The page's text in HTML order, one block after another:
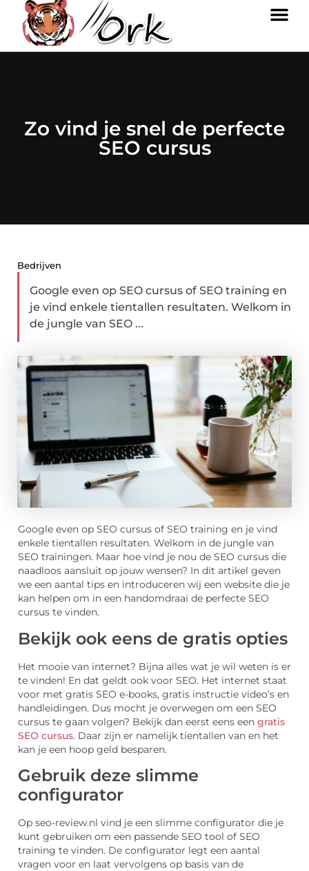
Zo vind je snel de perfecte
SEO cursus
Bedrijven
Google even op SEO cursus of SEO training en
je vind enkele tientallen resultaten. Welkom in
de jungle van SEO ...
Google even op SEO cursus of SEO training en je vind
enkele tientallen resultaten. Welkom in de jungle van
SEO trainingen. Maar hoe vind je nou de SEO cursus die
naadloos aansluit op jouw wensen? In dit artikel geven
we een aantal tips en introduceren wij een website die je
kan helpen om in een handomdraai de perfecte SEO
cursus te vinden.
Bekijk ook eens de gratis opties
Het mooie van internet? Bijna alles wat je wil weten is er
te vinden! En dat geldt ook voor SEO. Het internet staat
voor met gratis SEO e-books, gratis instructie video’s en
handleidingen. Dus mocht je overwegen om een SEO
cursus te gaan volgen? Bekijk dan eerst eens een gratis
SEO cursus. Daar zijn er namelijk tientallen van en het
kan je een hoop geld besparen.
Gebruik deze slimme
configurator
Op seo-review.nl vind je een slimme configurator die je
kunt gebruiken om een passende SEO tool of SEO
training te vinden. De configurator legt een aantal
vragen voor en laat vervolgens op basis van de